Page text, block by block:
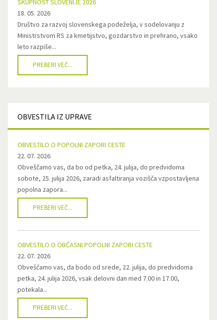
SKUPNOST SLOVENIJE 2026
18. 05. 2026
Društvo za razvoj slovenskega podeželja, v sodelovanju z
Ministrstvom RS za kmetijstvo, gozdarstvo in prehrano, vsako
leto razpiše...
PREBERI VEČ...
OBVESTILA IZ UPRAVE
OBVESTILO O POPOLNI ZAPORI CESTE
22. 07. 2026
Obveščamo vas, da bo od petka, 24. julija, do predvidoma
sobote, 25. julija 2026, zaradi asfaltiranja vozišča vzpostavljena
popolna zapora...
PREBERI VEČ...
OBVESTILO O OBČASNI POPOLNI ZAPORI CESTE
22. 07. 2026
Obveščamo vas, da bodo od srede, 22. julija, do predvidoma
petka, 24. julija 2026, vsak delovni dan med 7.00 in 17.00,
potekala...
PREBERI VEČ...